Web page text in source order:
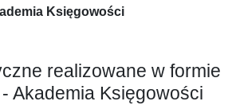
Księgowości
realizowane w formie
Akademia Księgowości